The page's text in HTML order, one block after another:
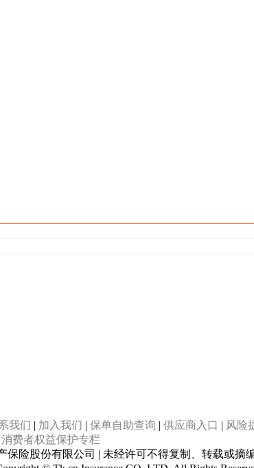
我们 | 加入我们 | 保单自助查询 | 供应商入口 | 风险
消费者权益保护专栏
保险股份有限公司 | 未经许可不得复制、转载或摘